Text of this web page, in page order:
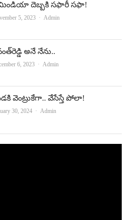
దెబ్బకి సఫారీ సఫా!
5, 2023 Author
Admin
అనే నేను..
6, 2023 Author
Admin
వెంట్రుకేగా.. వేసేస్తే పోలా!
30, 2024 Author
Admin